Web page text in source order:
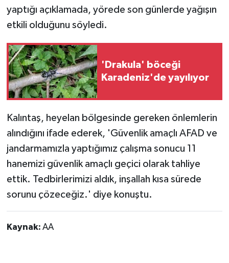
yaptığı açıklamada, yörede son günlerde yağışın
etkili olduğunu söyledi.
'Drakula' böceği
Karadeniz'de yayılıyor
Kalıntaş, heyelan bölgesinde gereken önlemlerin
alındığını ifade ederek, 'Güvenlik amaçlı AFAD ve
jandarmamızla yaptığımız çalışma sonucu 11
hanemizi güvenlik amaçlı geçici olarak tahliye
ettik. Tedbirlerimizi aldık, inşallah kısa sürede
sorunu çözeceğiz.' diye konuştu.
Kaynak: AA